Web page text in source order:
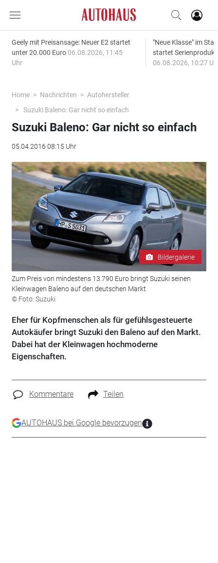
Geely mit Preisansage: Neuer E2 startet
unter 20.000 Euro 06.08.2026, 11:45
Uhr
"Neue Klasse" im
startet
06.08.2026, 10:27
Home Nachrichten
Autohersteller
Suzuki Baleno: Gar nicht so einfach
Suzuki Baleno: Gar nicht so einfach
05.04.2016 08:15 Uhr
Bildergalerie
Zum Preis von mindestens 13.790 Euro bringt Suzuki seinen
Kleinwagen Baleno auf den deutschen Markt
© Foto: Suzuki
Eher für Kopfmenschen als für gefühlsgesteuerte
Autokäufer bringt Suzuki den Baleno auf den Markt.
Dabei hat der Kleinwagen hochmoderne
Eigenschaften.
Kommentare Teilen
AUTOHAUS bei Google bevorzugen